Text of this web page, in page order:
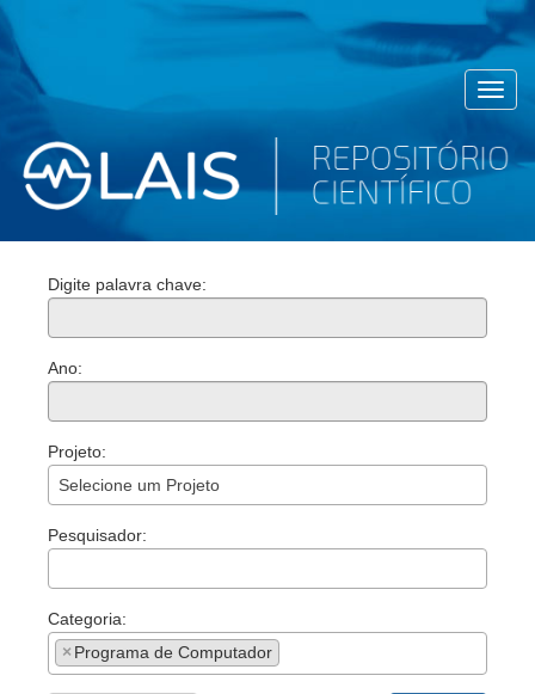
Digite palavra chave:
Ano:
Projeto:
Selecione um Projeto
Pesquisador:
Categoria:
× Programa de Computador